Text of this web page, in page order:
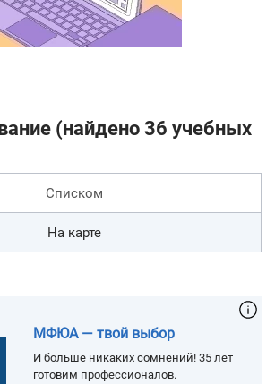
(найдено 36 учебных
Списком
На карте
МФЮА — твой выбор
И больше никаких сомнений! 35 лет
готовим профессионалов.